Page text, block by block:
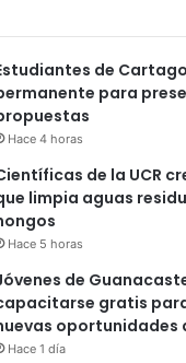
de
para
Hace 4 horas
de la UCR
limpia aguas
Hace 5 horas
de
gratis
oportunidades
Hace 1 día